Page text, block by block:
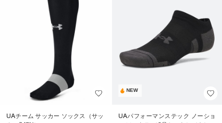
UAチーム サッカー ソックス（サッ
NEW
UAパフォーマンステック ノーショ